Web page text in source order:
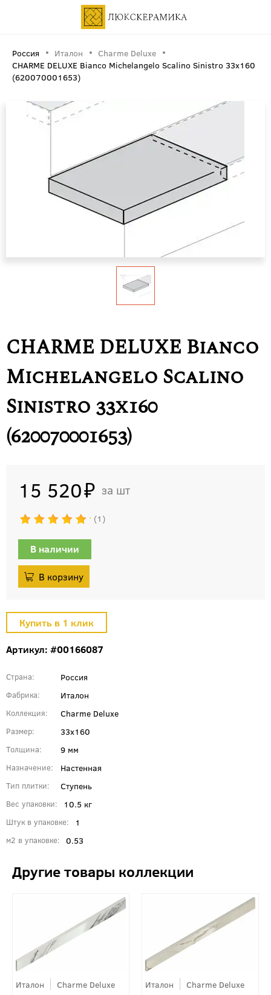
Россия Италон
Charme Deluxe
CHARME DELUXE Bianco Michelangelo Scalino Sinistro 33x160
(620070001653)
CHARME DELUXE Bianco
Michelangelo Scalino
Sinistro 33x160
(620070001653)
15 520 шт
1
В наличии
Артикул: #00166087
Страна Россия
Фабрика Италон
Коллекция Charme Deluxe
Размер 33x160
Толщина 9 мм
Назначение Настенная
Тип плитки Ступень
Вес упаковки 10.5 кг
Штук в упаковке 1
м2 в упаковке 0.53
Италон Charme Deluxe Италон Charme Deluxe